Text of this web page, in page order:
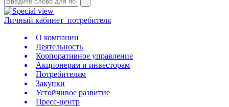
Личный кабинет потребителя
О компании
Деятельность
Корпоративное управление
Акционерам и инвесторам
Потребителям
Закупки
Устойчивое развитие
Пресс-центр